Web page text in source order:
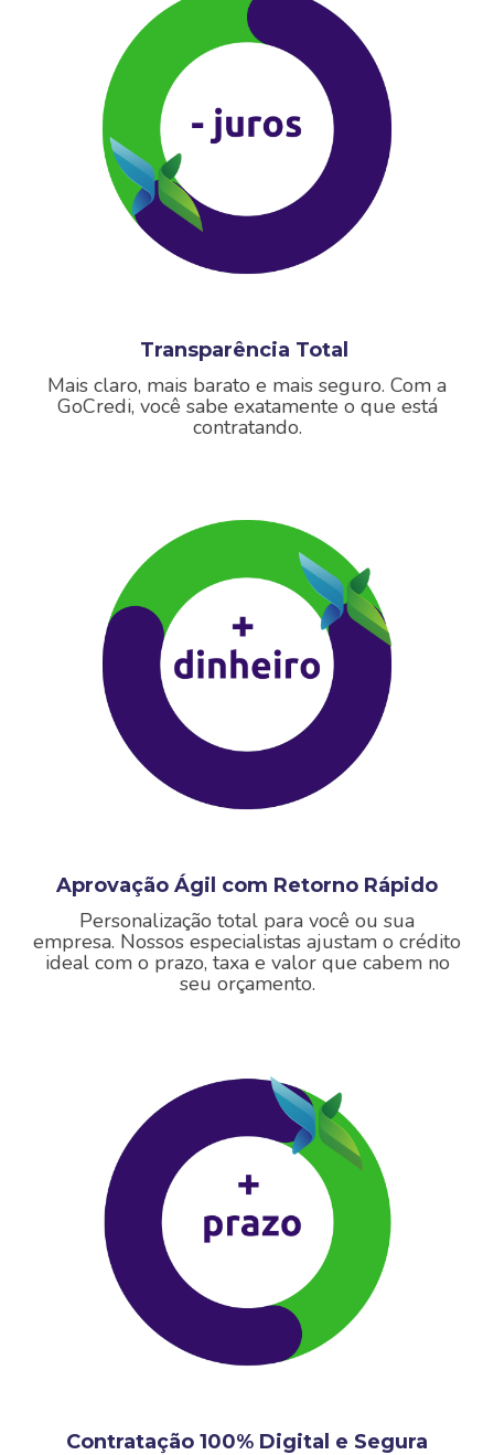
Transparência Total
Mais claro, mais barato e mais seguro. Com a
GoCredi, você sabe exatamente o que está
contratando.
Aprovação Ágil com Retorno Rápido
Personalização total para você ou sua
empresa. Nossos especialistas ajustam o crédito
ideal com o prazo, taxa e valor que cabem no
seu orçamento.
Contratação 100% Digital e Segura